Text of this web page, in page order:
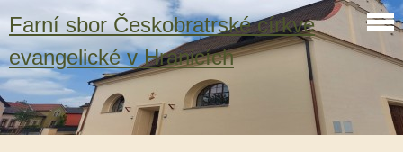
Farní sbor Českobratrské církve
evangelické v Hranicích